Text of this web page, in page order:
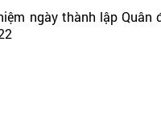
ngày thành lập Quân